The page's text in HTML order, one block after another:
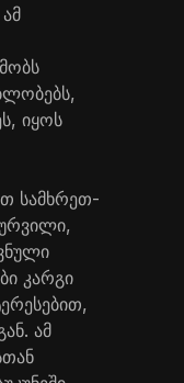
იყოს
სამხრეთ-
კარგი
ამ